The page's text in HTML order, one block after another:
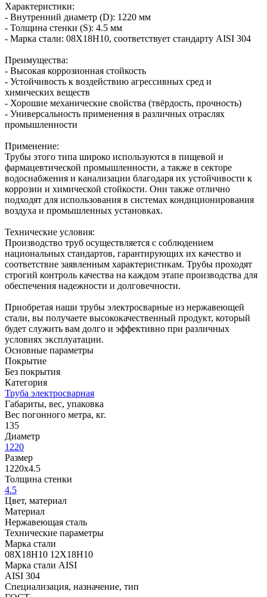
Характеристики:
- Внутренний диаметр (D): 1220 мм
- Толщина стенки (S): 4.5 мм
- Марка стали: 08Х18Н10, соответствует стандарту AISI 304
Преимущества:
- Высокая коррозионная стойкость
- Устойчивость к воздействию агрессивных сред и
химических веществ
- Хорошие механические свойства (твёрдость, прочность)
- Универсальность применения в различных отраслях
промышленности
Применение:
Трубы этого типа широко используются в пищевой и
фармацевтической промышленности, а также в секторе
водоснабжения и канализации благодаря их устойчивости к
коррозии и химической стойкости. Они также отлично
подходят для использования в системах кондиционирования
воздуха и промышленных установках.
Технические условия:
Производство труб осуществляется с соблюдением
национальных стандартов, гарантирующих их качество и
соответствие заявленным характеристикам. Трубы проходят
строгий контроль качества на каждом этапе производства для
обеспечения надежности и долговечности.
Приобретая наши трубы электросварные из нержавеющей
стали, вы получаете высококачественный продукт, который
будет служить вам долго и эффективно при различных
условиях эксплуатации.
Основные параметры
Покрытие
Без покрытия
Категория
Труба электросварная
Габариты, вес, упаковка
Вес погонного метра, кг.
135
Диаметр
1220
Размер
1220х4.5
Толщина стенки
4.5
Цвет, материал
Материал
Нержавеющая сталь
Технические параметры
Марка стали
08Х18Н10 12Х18Н10
Марка стали AISI
AISI 304
Специализация, назначение, тип